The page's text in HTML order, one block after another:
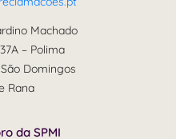
Machado
– Polima
Domingos
Rana
da SPMI